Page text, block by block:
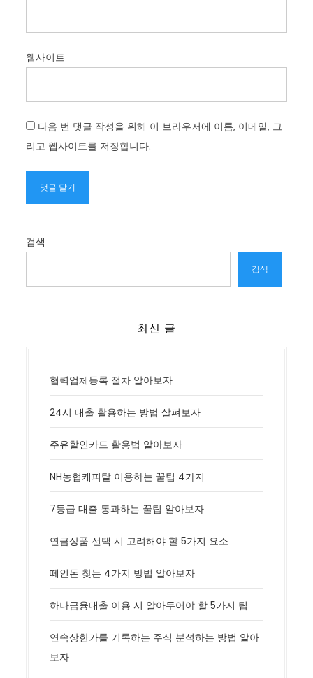
웹사이트
다음 번 댓글 작성을 위해 이 브라우저에 이름, 이메일, 그
리고 웹사이트를 저장합니다.
검색
검색
최신 글
협력업체등록 절차 알아보자
24시 대출 활용하는 방법 살펴보자
주유할인카드 활용법 알아보자
NH농협캐피탈 이용하는 꿀팁 4가지
7등급 대출 통과하는 꿀팁 알아보자
연금상품 선택 시 고려해야 할 5가지 요소
떼인돈 찾는 4가지 방법 알아보자
하나금융대출 이용 시 알아두어야 할 5가지 팁
연속상한가를 기록하는 주식 분석하는 방법 알아
보자